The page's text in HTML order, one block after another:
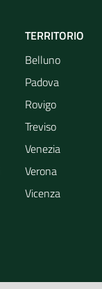
TERRITORIO
Belluno
Padova
Rovigo
Treviso
Venezia
Verona
Vicenza